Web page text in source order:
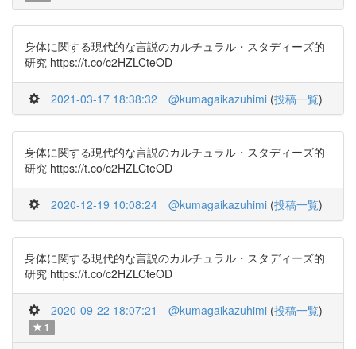
身体に関する現代的な言説のカルチュラル・スタディーズ的
研究 https://t.co/c2HZLCteOD
2021-03-17 18:38:32 @kumagaikazuhimi (投稿一覧)
身体に関する現代的な言説のカルチュラル・スタディーズ的
研究 https://t.co/c2HZLCteOD
2020-12-19 10:08:24 @kumagaikazuhimi (投稿一覧)
身体に関する現代的な言説のカルチュラル・スタディーズ的
研究 https://t.co/c2HZLCteOD
2020-09-22 18:07:21 @kumagaikazuhimi (投稿一覧)
1